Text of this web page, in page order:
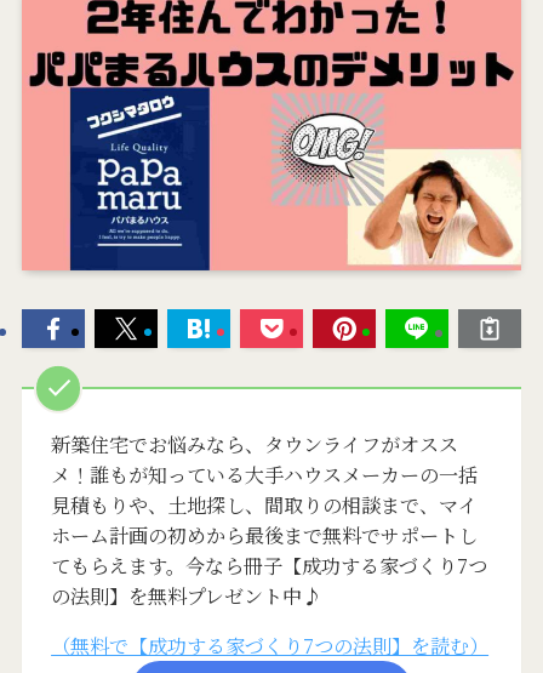
新築住宅でお悩みなら、タウンライフがオスス
メ！誰もが知っている大手ハウスメーカーの一括
見積もりや、土地探し、間取りの相談まで、マイ
ホーム計画の初めから最後まで無料でサポートし
てもらえます。今なら冊子【成功する家づくり7つ
の法則】を無料プレゼント中♪
（無料で【成功する家づくり7つの法則】を読む）